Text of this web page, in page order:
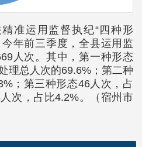
准运用监督执纪“四种形
年前三季度，全县运用监
人次。其中，第一种形态
理总人次的69.6%；第二种
；第三种形态46人次，占
次，占比4.2%。（宿州市